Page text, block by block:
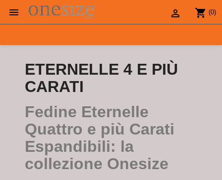
 shopping_cart (0)

ETERNELLE 4 E PIÙ
CARATI
Fedine Eternelle
Quattro e più Carati
Espandibili: la
collezione Onesize